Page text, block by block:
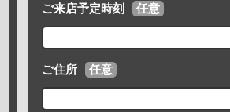
ご来店予定時刻 任意
ご住所 任意